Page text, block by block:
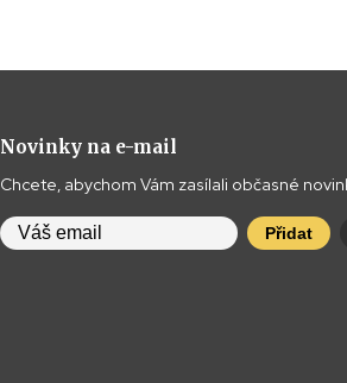
Novinky na e-mail
Chcete, abychom Vám zasílali občasné
Přidat